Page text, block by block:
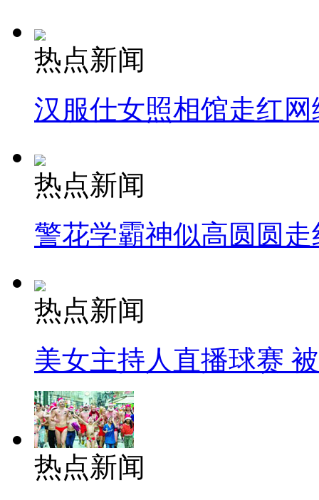
热点新闻
汉服仕女照相馆走红网
热点新闻
警花学霸神似高圆圆走
热点新闻
美女主持人直播球赛
热点新闻